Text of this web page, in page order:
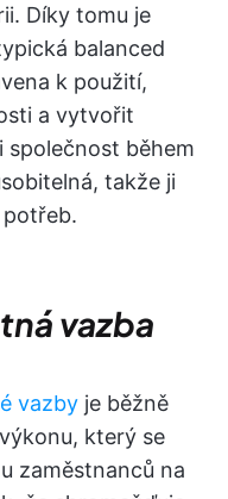
Díky tomu je
balanced
k použití,
a vytvořit
společnost během
takže ji
vazba
vazby je běžně
který se
zaměstnanců na